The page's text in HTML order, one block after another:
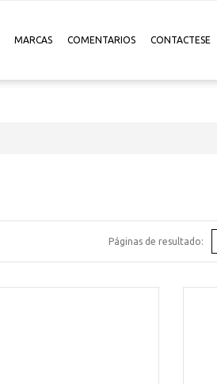
MARCAS COMENTARIOS CONTACTESE
Páginas de resultado: